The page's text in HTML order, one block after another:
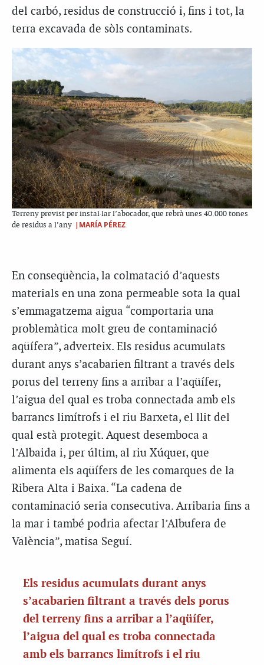
del carbó, residus de construcció i, fins i tot, la
terra excavada de sòls contaminats.
Terreny previst per instal·lar l’abocador, que rebrà unes 40.000 tones
de residus a l’any |MARÍA PÉREZ
En conseqüència, la colmatació d’aquests
materials en una zona permeable sota la qual
s’emmagatzema aigua “comportaria una
problemàtica molt greu de contaminació
aqüífera”, adverteix. Els residus acumulats
durant anys s’acabarien filtrant a través dels
porus del terreny fins a arribar a l’aqüífer,
l’aigua del qual es troba connectada amb els
barrancs limítrofs i el riu Barxeta, el llit del
qual està protegit. Aquest desemboca a
l’Albaida i, per últim, al riu Xúquer, que
alimenta els aqüífers de les comarques de la
Ribera Alta i Baixa. “La cadena de
contaminació seria consecutiva. Arribaria fins a
la mar i també podria afectar l’Albufera de
València”, matisa Seguí.
Els residus acumulats durant anys
s’acabarien filtrant a través dels porus
del terreny fins a arribar a l’aqüífer,
l’aigua del qual es troba connectada
amb els barrancs limítrofs i el riu